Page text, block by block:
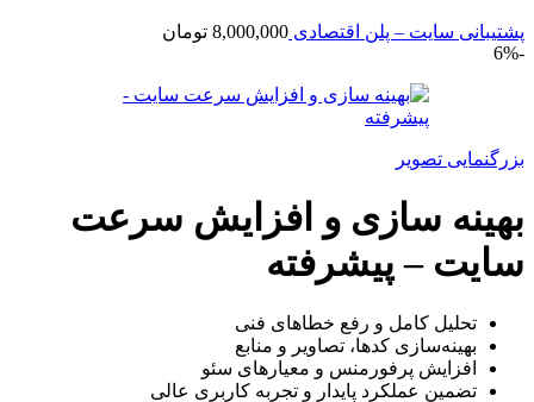
پشتیبانی سایت – پلن اقتصادی 8,000,000 تومان
-6%
بزرگنمایی تصویر
بهینه سازی و افزایش سرعت
سایت – پیشرفته
تحلیل کامل و رفع خطاهای فنی
بهینه‌سازی کدها، تصاویر و منابع
افزایش پرفورمنس و معیارهای سئو
تضمین عملکرد پایدار و تجربه کاربری عالی